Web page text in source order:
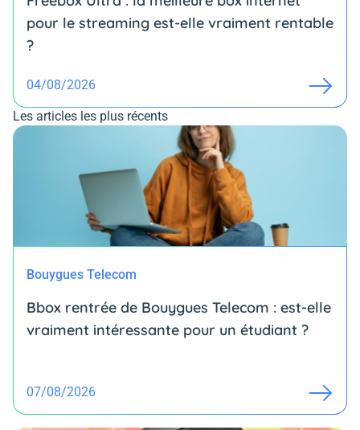
pour le streaming est-elle vraiment rentable
?
04/08/2026
Les articles les plus récents
Bouygues Telecom
Bbox rentrée de Bouygues Telecom : est-elle
vraiment intéressante pour un étudiant ?
07/08/2026